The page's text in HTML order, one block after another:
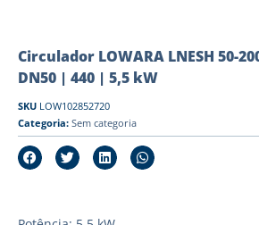
Circulador LOWARA LNESH 50-
DN50 | 440 | 5,5 kW
SKU LOW102852720
Categoria: Sem categoria